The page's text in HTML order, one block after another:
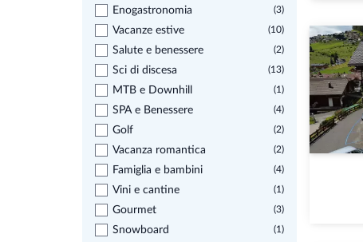
Enogastronomia (3)
Vacanze estive (10)
Salute e benessere (2)
Sci di discesa (13)
MTB e Downhill (1)
SPA e Benessere (4)
Golf (2)
Vacanza romantica (2)
Famiglia e bambini (4)
Vini e cantine (1)
Gourmet (3)
Snowboard (1)